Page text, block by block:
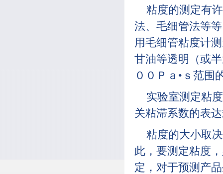
粘度的测定有
法、毛细管法等
用毛细管粘度计
甘油等透明（或
００Ｐａ•ｓ范围
实验室测定粘
关粘滞系数的表
粘度的大小取
此，要测定粘度
定，对于预测产